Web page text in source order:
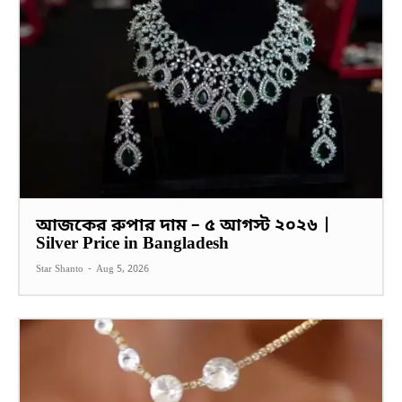
আজকের রুপার দাম – ৫ আগস্ট ২০২৬ |
Silver Price in Bangladesh
Star Shanto - Aug 5, 2026